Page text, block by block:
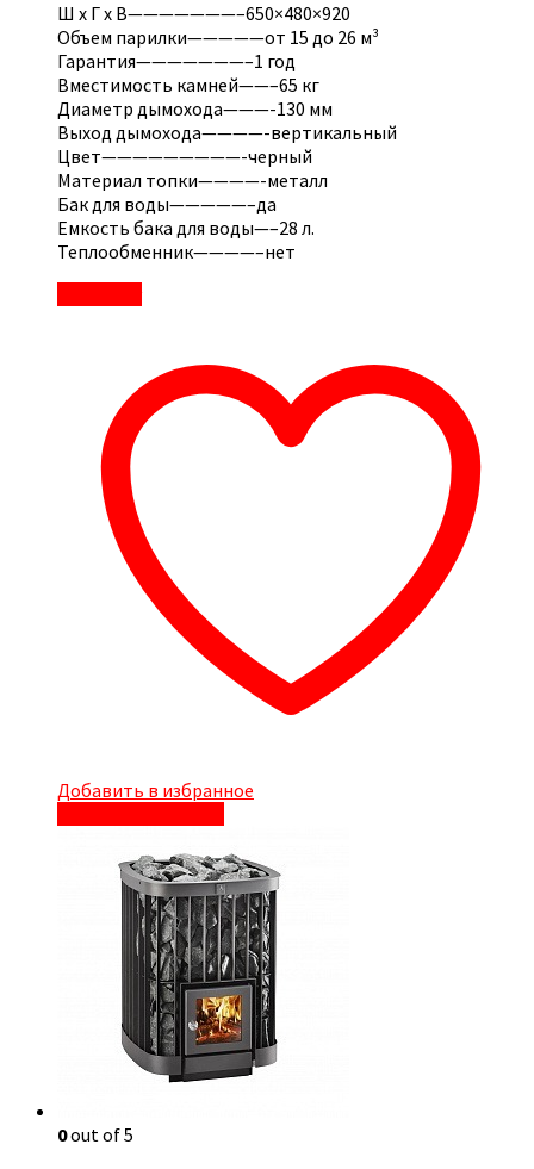
Ш x Г x В———————–650×480×920
Объем парилки—————от 15 до 26 м³
Гарантия———————–1 год
Вместимость камней——–65 кг
Диаметр дымохода———-130 мм
Выход дымохода————-вертикальный
Цвет—————————-черный
Материал топки————-металл
Бак для воды—————–да
Емкость бака для воды—–28 л.
Теплообменник————–нет
Добавить в избранное
0out of 5